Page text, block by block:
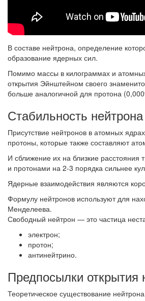
В составе нейтрона, определение
образование ядерных сил.
Помимо массы в килограммах и
открытия Эйнштейном своего
больше аналогичной для протона
Стабильность
Присутствие нейтронов в атомных
протоны, которые также составляют
И сближение их на близкие расстояния
и протонами на 2-3 порядка сильнее
Ядерные взаимодействия являются
Формулу нейтронов используют для
Менделеева.
Свободный нейтрон — это частица
электрон;
протон;
антинейтрино.
Предпосылки открытия
Теоретическое существование